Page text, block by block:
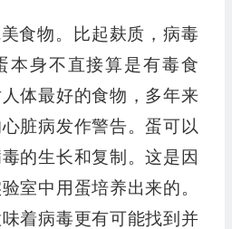
食物。比起麸质，病毒
本身不直接算是有毒食
体最好的食物，多年来
脏病发作警告。蛋可以
的生长和复制。这是因
室中用蛋培养出来的。
着病毒更有可能找到并